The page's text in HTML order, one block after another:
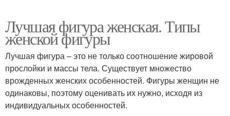
Лучшая фигура женская. Типы
женской фигуры
Лучшая фигура – это не только соотношение жировой
прослойки и массы тела. Существует множество
врожденных женских особенностей. Фигуры женщин не
одинаковы, поэтому оценивать их нужно, исходя из
индивидуальных особенностей.